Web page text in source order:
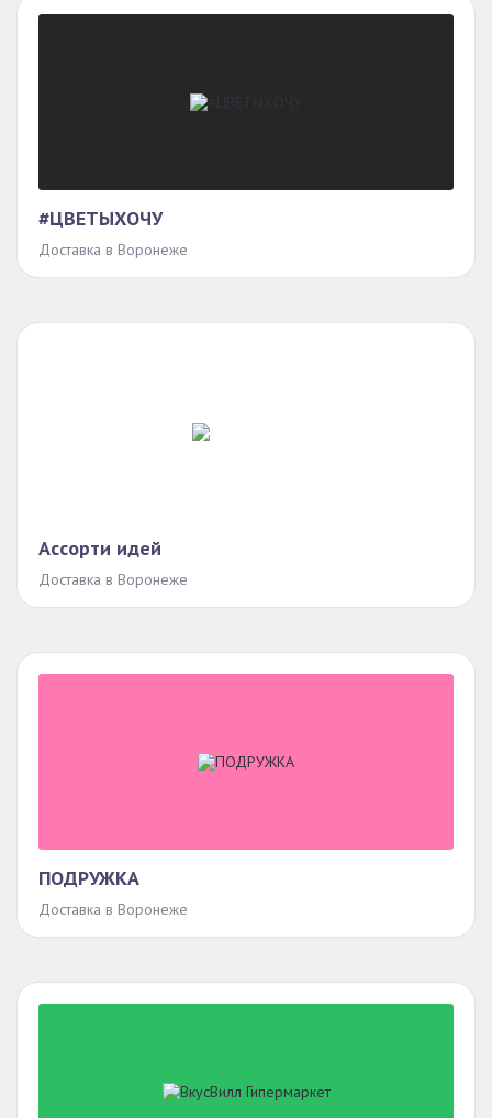
#ЦВЕТЫХОЧУ
Доставка в Воронеже
Ассорти идей
Доставка в Воронеже
ПОДРУЖКА
Доставка в Воронеже